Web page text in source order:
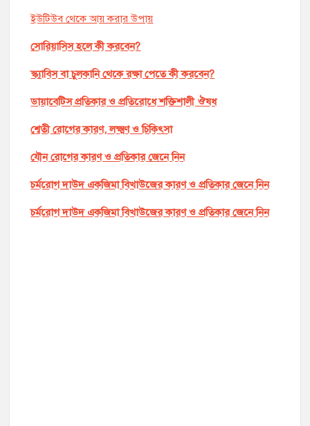
ইউটিউব থেকে আয় করার উপায়
সোরিয়াসিস হলে কী করবেন?
স্ক্যাবিস বা চুলকানি থেকে রক্ষা পেতে কী করবেন?
ডায়াবেটিস প্রতিকার ও প্রতিরোধে শক্তিশালী ঔষধ
শ্বেতী রোগের কারণ, লক্ষ্মণ ও চিকিৎসা
যৌন রোগের কারণ ও প্রতিকার জেনে নিন
চর্মরোগ দাউদ একজিমা বিখাউজের কারণ ও প্রতিকার জেনে নিন
চর্মরোগ দাউদ একজিমা বিখাউজের কারণ ও প্রতিকার জেনে নিন